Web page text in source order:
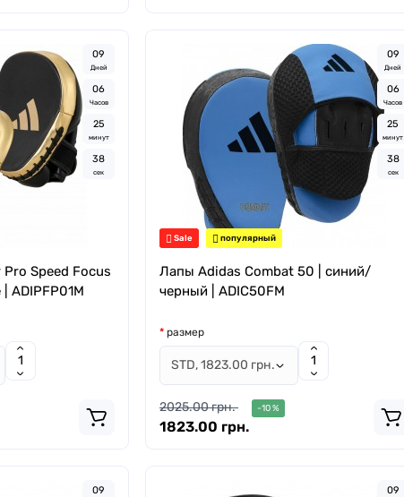
09
Дней
06
Часов
25
минут
37
сек
Speed Focus
ADIPFP01M
Sale популярный
09
Дней
06
Часов
25
минут
37
сек
Лапы Adidas Combat 50 | синий/
черный | ADIC50FM
размер
2025.00 грн. -10 %
1823.00 грн.
09 09